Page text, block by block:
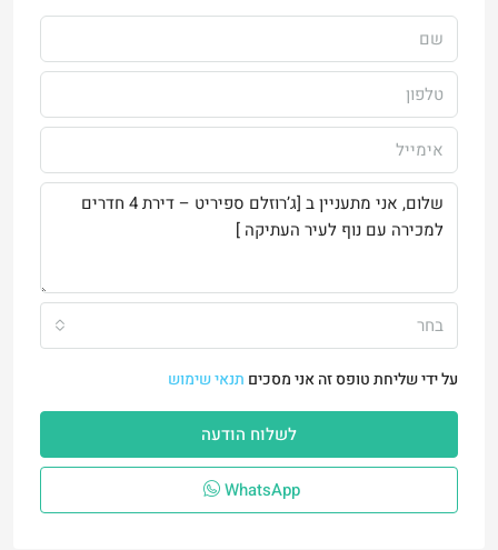
בחר
על ידי שליחת טופס זה אני מסכים תנאי שימוש
לשלוח הודעה
WhatsApp